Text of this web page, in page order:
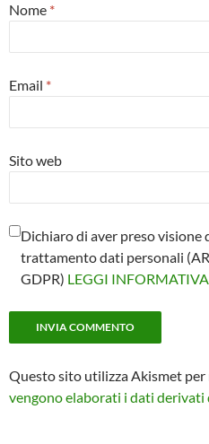
Nome *
Email *
Sito web
Dichiaro di aver preso visione
trattamento dati personali
GDPR) LEGGI INFORMATIVA
Questo sito utilizza Akismet per
vengono elaborati i dati derivati